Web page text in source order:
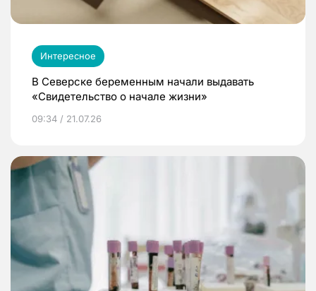
Интересное
В Северске беременным начали выдавать
«Свидетельство о начале жизни»
09:34 / 21.07.26